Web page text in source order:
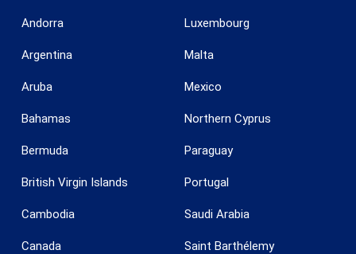
Andorra
Argentina
Aruba
Bahamas
Bermuda
British Virgin Islands
Cambodia
Canada
Luxembourg
Malta
Mexico
Northern Cyprus
Paraguay
Portugal
Saudi Arabia
Saint Barthélemy